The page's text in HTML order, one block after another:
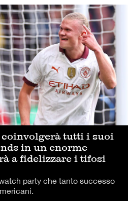
coinvolgerà tutti i suoi
in un enorme
a fidelizzare i tifosi
party che tanto successo